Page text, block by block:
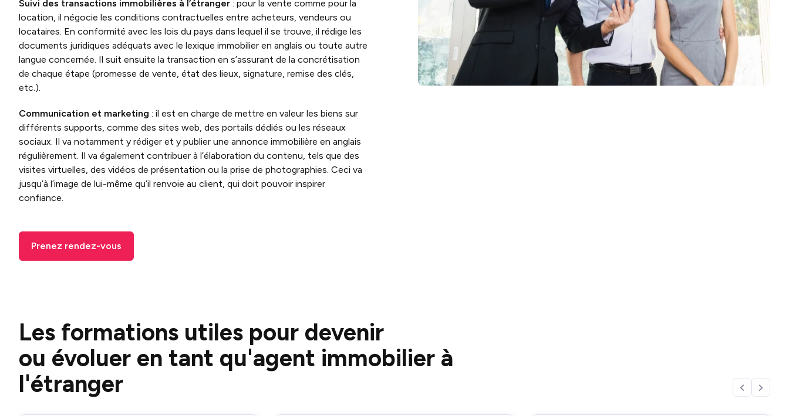
Suivi des transactions immobilières à l’étranger : pour la vente comme pour la
location, il négocie les conditions contractuelles entre acheteurs, vendeurs ou
locataires. En conformité avec les lois du pays dans lequel il se trouve, il rédige les
documents juridiques adéquats avec le lexique immobilier en anglais ou toute autre
langue concernée. Il suit ensuite la transaction en s’assurant de la concrétisation
de chaque étape (promesse de vente, état des lieux, signature, remise des clés,
etc.).
Communication et marketing : il est en charge de mettre en valeur les biens sur
différents supports, comme des sites web, des portails dédiés ou les réseaux
sociaux. Il va notamment y rédiger et y publier une annonce immobilière en anglais
régulièrement. Il va également contribuer à l’élaboration du contenu, tels que des
visites virtuelles, des vidéos de présentation ou la prise de photographies. Ceci va
jusqu’à l’image de lui-même qu’il renvoie au client, qui doit pouvoir inspirer
confiance.
Prenez rendez-vous
Les formations utiles pour devenir
ou évoluer en tant qu'agent immobilier à
l'étranger